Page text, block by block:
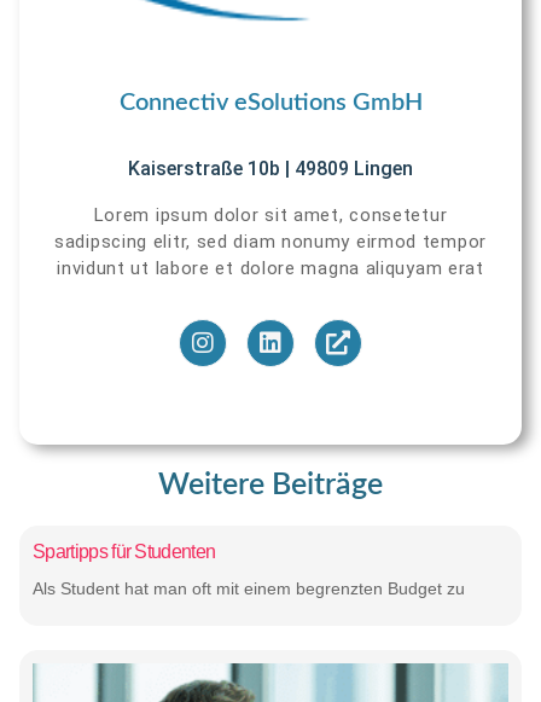
Connectiv eSolutions GmbH
Kaiserstraße 10b | 49809 Lingen
Lorem ipsum dolor sit amet, consetetur
sadipscing elitr, sed diam nonumy eirmod tempor
invidunt ut labore et dolore magna aliquyam erat
Weitere Beiträge
Spartipps für Studenten
Als Student hat man oft mit einem begrenzten Budget zu